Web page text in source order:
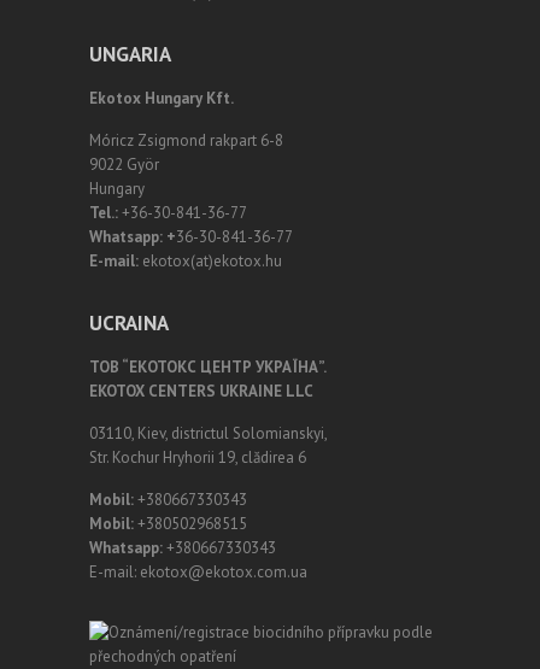
UNGARIA
Ekotox Hungary Kft.
Móricz Zsigmond rakpart 6-8
9022 Györ
Hungary
Tel.:+36-30-841-36-77
Whatsapp: +36-30-841-36-77
E-mail: ekotox(at)ekotox.hu
UCRAINA
ТОВ “ЕКОТОКС ЦЕНТР УКРАЇНА”.
EKOTOX CENTERS UKRAINE LLC
03110, Kiev, districtul Solomianskyi,
Str. Kochur Hryhorii 19, clădirea 6
Mobil:+380667330343
Mobil:+380502968515
Whatsapp:+380667330343
E-mail: ekotox@ekotox.com.ua